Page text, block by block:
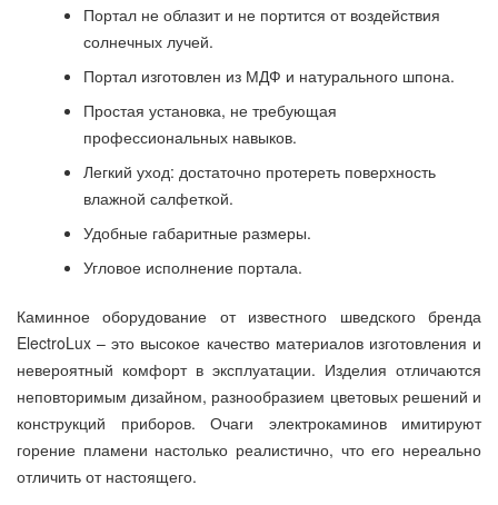
Портал не облазит и не портится от воздействия
солнечных лучей.
Портал изготовлен из МДФ и натурального шпона.
Простая установка, не требующая
профессиональных навыков.
Легкий уход: достаточно протереть поверхность
влажной салфеткой.
Удобные габаритные размеры.
Угловое исполнение портала.
Каминное оборудование от известного шведского бренда
ElectroLux – это высокое качество материалов изготовления и
невероятный комфорт в эксплуатации. Изделия отличаются
неповторимым дизайном, разнообразием цветовых решений и
конструкций приборов. Очаги электрокаминов имитируют
горение пламени настолько реалистично, что его нереально
отличить от настоящего.